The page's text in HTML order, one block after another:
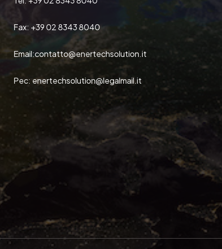
Fax: +39 02 8343 8040
Email:contatto@enertechsolution.it
Pec: enertechsolution@legalmail.it